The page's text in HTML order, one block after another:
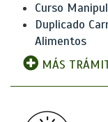
Curso
Duplicado
Alimentos
MÁS